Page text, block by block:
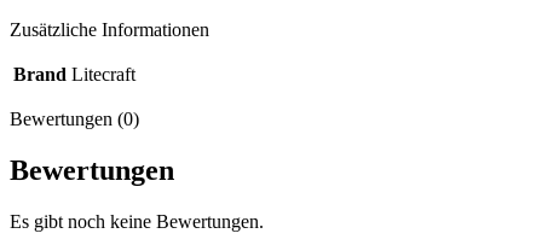
Zusätzliche Informationen
Brand Litecraft
Bewertungen (0)
Bewertungen
Es gibt noch keine Bewertungen.